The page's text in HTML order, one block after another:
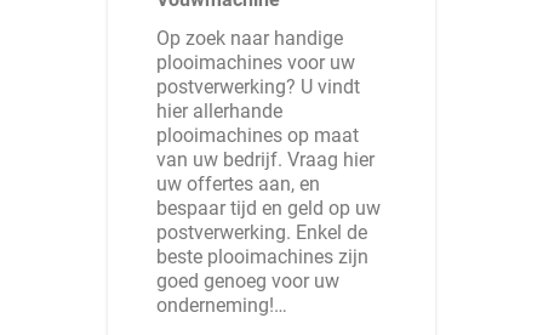
Op zoek naar handige
plooimachines voor uw
postverwerking? U vindt
hier allerhande
plooimachines op maat
van uw bedrijf. Vraag hier
uw offertes aan, en
bespaar tijd en geld op uw
postverwerking. Enkel de
beste plooimachines zijn
goed genoeg voor uw
onderneming!…